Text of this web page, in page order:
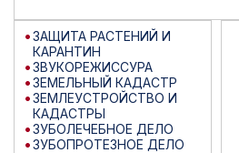
ЗАЩИТА РАСТЕНИЙ И
КАРАНТИН
ЗВУКОРЕЖИССУРА
ЗЕМЕЛЬНЫЙ КАДАСТР
ЗЕМЛЕУСТРОЙСТВО И
КАДАСТРЫ
ЗУБОЛЕЧЕБНОЕ ДЕЛО
ЗУБОПРОТЕЗНОЕ ДЕЛО